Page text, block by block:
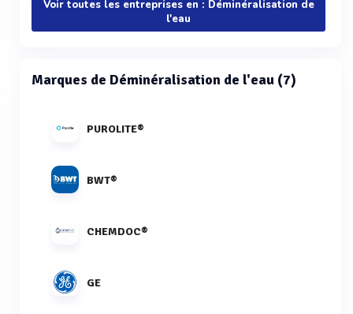
Voir toutes les entreprises en : Déminéralisation de
l'eau
Marques de Déminéralisation de l'eau (7)
PUROLITE®
BWT®
CHEMDOC®
GE